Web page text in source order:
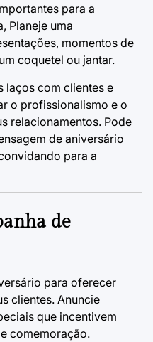
para a
Planeje uma
momentos de
coquetel ou jantar.
laços com clientes e
o profissionalismo e o
relacionamentos. Pode
de aniversário
para a
de
para oferecer
clientes. Anuncie
que incentivem
comemoração.